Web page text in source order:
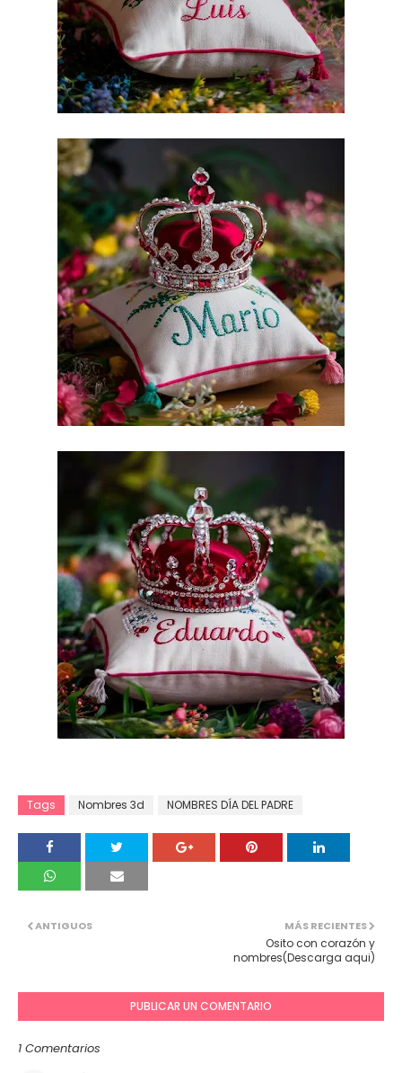
Tags Nombres 3d NOMBRES DÍA DEL PADRE
MÁS RECIENTES
Osito con corazón y
nombres(Descarga aqui)
ANTIGUOS
PUBLICAR UN COMENTARIO
1 Comentarios